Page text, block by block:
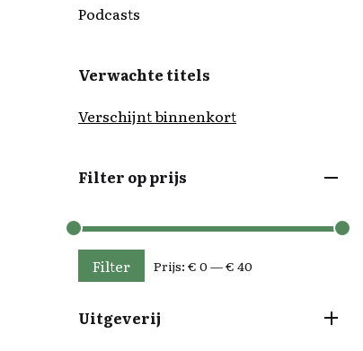
Podcasts
Verwachte titels
Verschijnt binnenkort
Filter op prijs
Min. prijs
Max. prijs
Filter Prijs: € 0 —€ 40
Uitgeverij